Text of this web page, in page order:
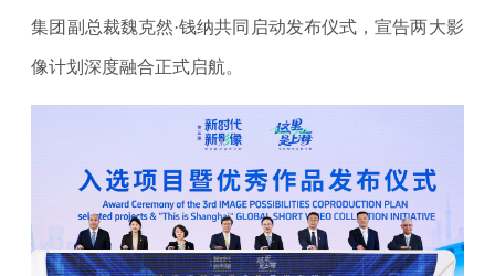
集团副总裁魏克然·钱纳共同启动发布仪式，宣告两大影
像计划深度融合正式启航。